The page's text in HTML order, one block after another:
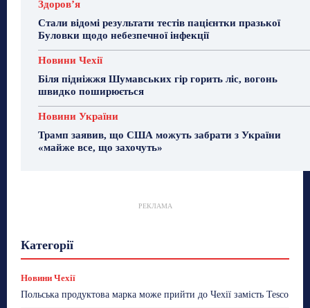
Здоровʼя
Стали відомі результати тестів пацієнтки празької
Буловки щодо небезпечної інфекції
Новини Чехії
Біля підніжжя Шумавських гір горить ліс, вогонь
швидко поширюється
Новини України
Трамп заявив, що США можуть забрати з України
«майже все, що захочуть»
РЕКЛАМА
Категорії
Новини Чехії
Сад та город Світ
Спорт
ТехноМанія
Топ-новини Фоторепортаж
Новини Чехії
Польська продуктова марка може прийти до Чехії замість Tesco